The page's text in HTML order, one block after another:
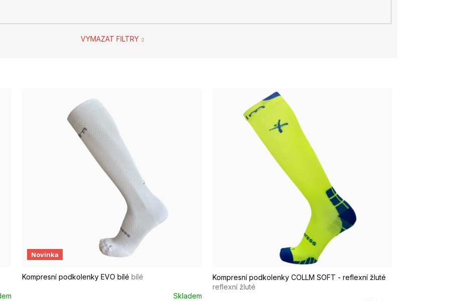
VYMAZAT FILTRY
Novinka
Kompresní podkolenky EVO bílébílé
Skladem
S/M EUR 37-39 M/L EUR 40-42
Kompresní podkolenky COLLM SOFT - reflexní žluté
reflexní žluté
M/L EUR 40-42